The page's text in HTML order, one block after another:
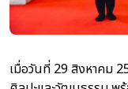
เมื่อวันที่ 29 สิงหาคม